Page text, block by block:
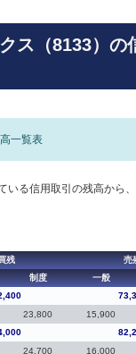
ス（8133）の
一覧表
いる信用取引の残高から
残 売
制度 一般
23,800 15,900
24,700 16,000